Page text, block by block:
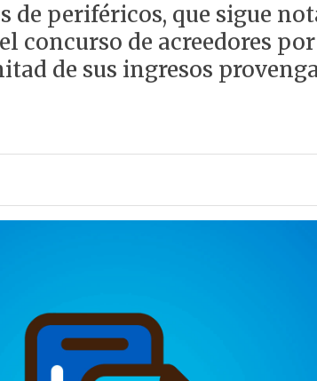
de periféricos, que sigue
concurso de acreedores
de sus ingresos